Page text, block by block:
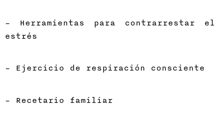
– Herramientas para contrarrestar el
estrés
– Ejercicio de respiración consciente
– Recetario familiar